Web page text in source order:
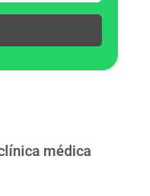
médica